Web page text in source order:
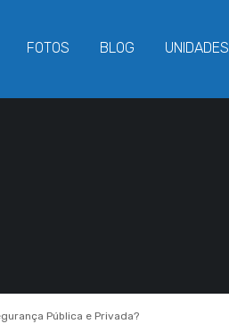
FOTOS BLOG UNIDADES
Pública e Privada?